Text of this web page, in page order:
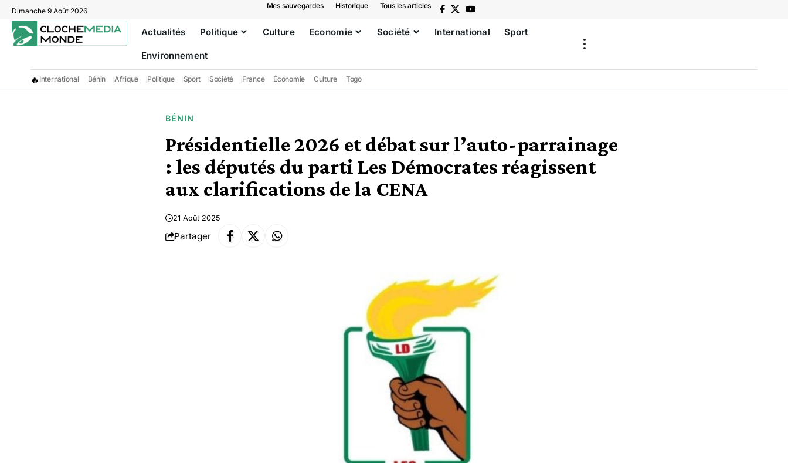
Dimanche 9 Août 2026
Mes sauvegardes Historique Tous les articles
Actualités Politique Culture Economie Société International Sport
Environnement
🔥 International Bénin Afrique Politique Sport Société France Économie Culture Togo
BÉNIN
Présidentielle 2026 et débat sur l’auto-parrainage
: les députés du parti Les Démocrates réagissent
aux clarifications de la CENA
21 Août 2025
Partager